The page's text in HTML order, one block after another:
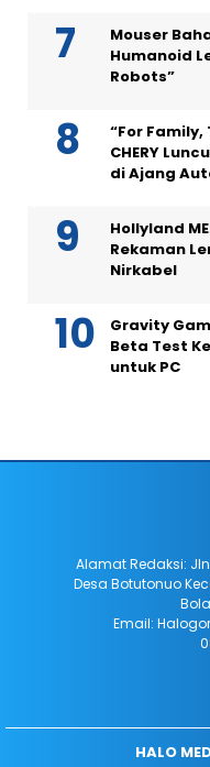
Mouser
Humanoid
Robots”
“For
CHERY
di Ajang
Hollyland
Rekaman
Nirkabel
Gravity
Beta Test
untuk PC
Alamat Redaksi:
Desa Botutonuo
Email:
HALO